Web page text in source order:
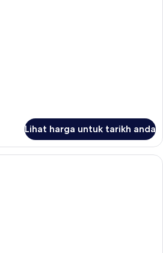
Lihat harga untuk tarikh anda